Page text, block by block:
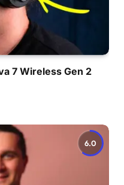
7 Wireless Gen 2
6.0